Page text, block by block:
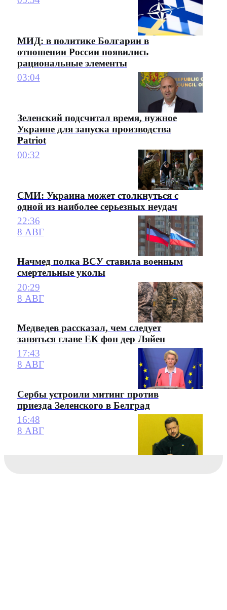
МИД: в политике Болгарии в
отношении России появились
рациональные элементы
03:04
Зеленский подсчитал время, нужное
Украине для запуска производства
Patriot
00:32
СМИ: Украина может столкнуться с
одной из наиболее серьезных неудач
22:36
8 АВГ
Начмед полка ВСУ ставила военным
смертельные уколы
20:29
8 АВГ
Медведев рассказал, чем следует
заняться главе ЕК фон дер Ляйен
17:43
8 АВГ
Сербы устроили митинг против
приезда Зеленского в Белград
16:48
8 АВГ